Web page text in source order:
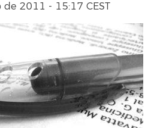
2011 - 15:17 CEST